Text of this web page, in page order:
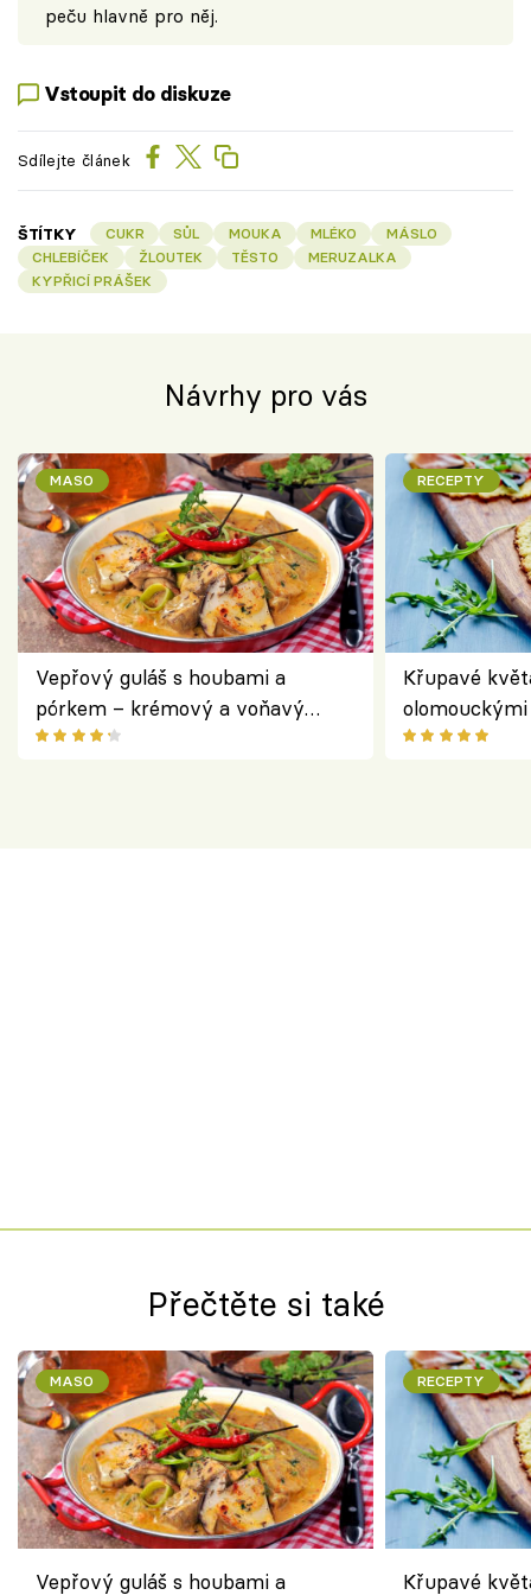
peču hlavně pro něj.
Vstoupit do diskuze
Sdílejte článek
ŠTÍTKY CUKR SŮL MOUKA MLÉKO
MÁSLO
CHLEBÍČEK
ŽLOUTEK TĚSTO
MERUZALKA
KYPŘICÍ PRÁŠEK
Návrhy pro vás
MASO
Vepřový guláš s houbami a
pórkem – krémový a voňavý
pokrm z jednoho hrnce
RECEPTY
Křupavé
bezlepkový
Přečtěte si také
MASO
Vepřový guláš s houbami a
RECEPTY
Křupavé